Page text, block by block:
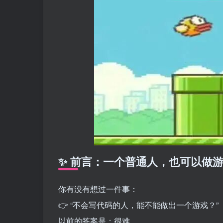
✨ 前言：一个普通人，也可以做
你有没有想过一件事：
👉 “不会写代码的人，能不能做出一个游戏？”